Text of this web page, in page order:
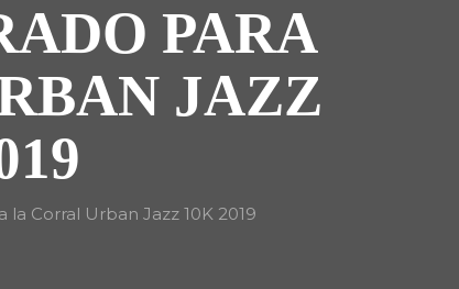
PARA
JAZZ
Corral Urban Jazz 10K 2019